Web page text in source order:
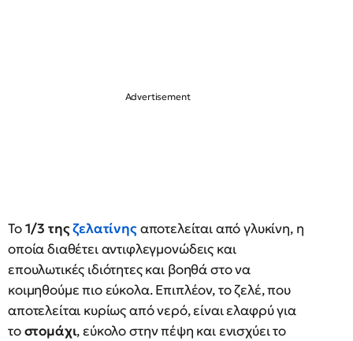
Το1/3 τηςζελατίνηςαποτελείται από γλυκίνη, η
οποία διαθέτει αντιφλεγμονώδεις και
επουλωτικές ιδιότητες και βοηθά στο να
κοιμηθούμε πιο εύκολα. Επιπλέον, το ζελέ, που
αποτελείται κυρίως από νερό, είναι ελαφρύ για
τοστομάχι, εύκολο στην πέψη και ενισχύει το